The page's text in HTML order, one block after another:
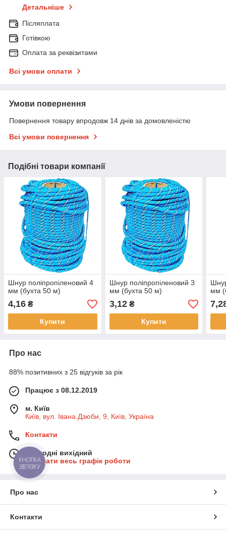
Детальніше
Післяплата
Готівкою
Оплата за реквізитами
Всі умови оплати
Умови повернення
Повернення товару впродовж 14 днів за домовленістю
Всі умови повернення
Подібні товари компанії
Шнур поліпропіленовий 4
мм (бухта 50 м)
4,16 ₴
Купити
Шнур поліпропіленовий 3
мм (бухта 50 м)
3,12₴
Купити
мм
Про нас
88% позитивних з 25 відгуків за рік
Працює з 08.12.2019
м. Київ
Київ, вул. Івана Дзюби, 9, Київ, Україна
Контакти
Сьогодні вихідний
Показати весь графік роботи
Про нас
Контакти
КНОПКА
ЗВ'ЯЗКУ